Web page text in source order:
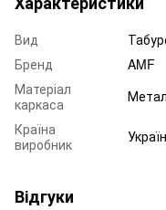
Вид
Бренд
AMF
Матеріал
каркаса
Метал
Країна
виробник
Відгуки